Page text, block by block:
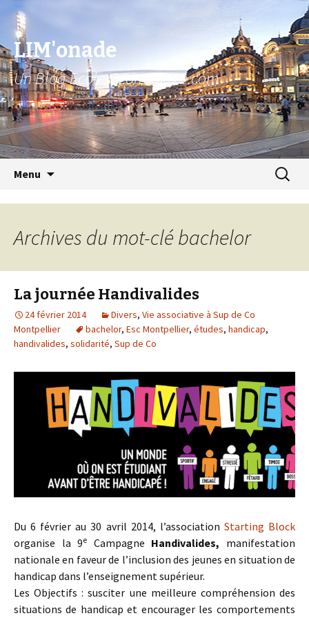
LIM'onade
Un Blog Ecoles2commerce.com
Menu
pour :
Archives du mot-clé bachelor
La journée Handivalides
24 février 2014 Divers, Vie associative à Sup de Co
Montpellier
bachelor, Esc Montpellier, études, handicap,
handivalides, solidarité, Sup de Co
Du 6 février au 30 avril 2014, l’association Starting Block
organise la 9e Campagne Handivalides, manifestation
nationale en faveur de l’inclusion des jeunes en situation de
handicap dans l’enseignement supérieur.
Les Objectifs : susciter une meilleure compréhension des
situations de handicap et encourager les comportements